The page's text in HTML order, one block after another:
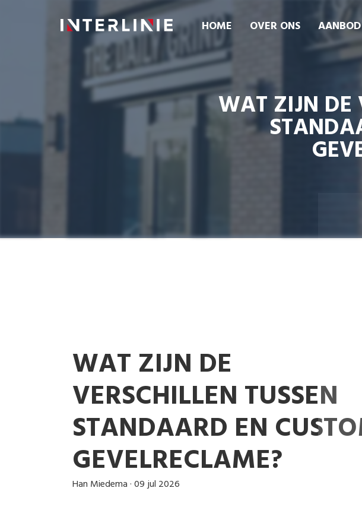
HOME OVER ONS AANBOD
WAT ZIJN DE
WAT ZIJN DE
VERSCHILLEN TUSSEN
STANDAARD EN
GEVELRECLAME?
Han Miedema·09 jul 2026